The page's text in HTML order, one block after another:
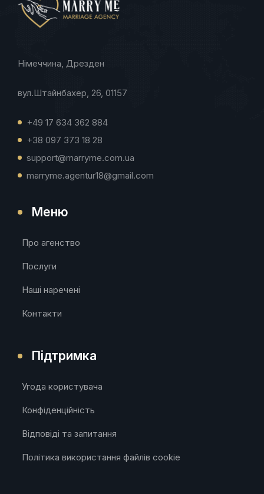
Німеччина, Дрезден
вул.Штайнбахер, 26, 01157
+49 17 634 362 884
+38 097 373 18 28
support@marryme.com.ua
marryme.agentur18@gmail.com
Меню
Про агенство
Послуги
Наші наречені
Контакти
Підтримка
Угода користувача
Конфіденційність
Відповіді та запитання
Політика використання файлів cookie